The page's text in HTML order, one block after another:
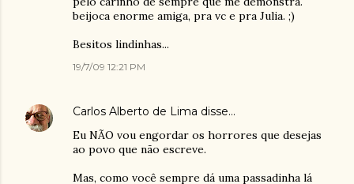
beijoca enorme amiga, pra vc e pra Julia. ;)
Besitos lindinhas...
19/7/09 12:21 PM
Carlos Alberto de Lima disse…
Eu NÃO vou engordar os horrores que desejas
ao povo que não escreve.
Mas, como você sempre dá uma passadinha lá